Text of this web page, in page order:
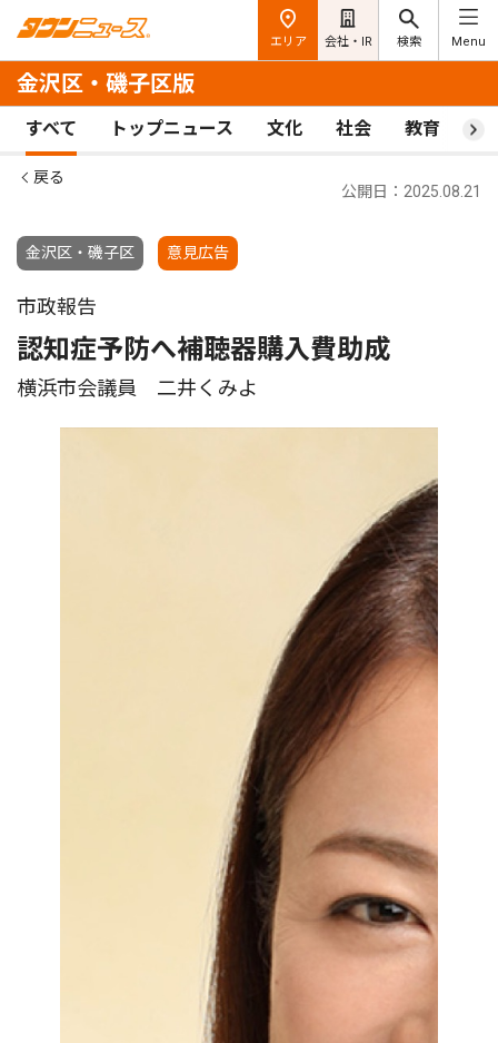
エリア 会社・IR 検索 Menu
金沢区・磯子区版
すべて トップニュース 文化 社会 教育 ス
戻る
金沢区・磯子区 意見広告
公開日：2025.08.21
市政報告
認知症予防へ補聴器購入費助成
横浜市会議員 二井くみよ